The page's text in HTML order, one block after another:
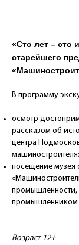
«Сто лет – сто
старейшего
В программу
осмотр
рассказом об
центра
посещение музея
промышленности,
промышленником
Возраст 12+